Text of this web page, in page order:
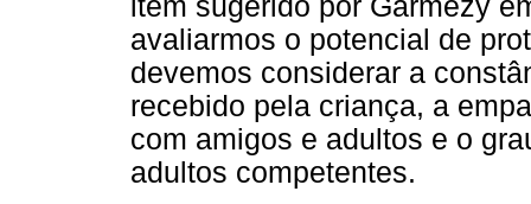
item sugerido por Garmezy
avaliarmos o potencial de
devemos considerar a
recebido pela criança, a
com amigos e adultos e o
adultos competentes.